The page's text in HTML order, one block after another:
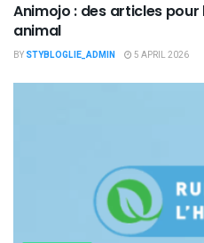
Animojo : des articles
animal
BY STYBLOGLIE_ADMIN 5 APRIL 2026